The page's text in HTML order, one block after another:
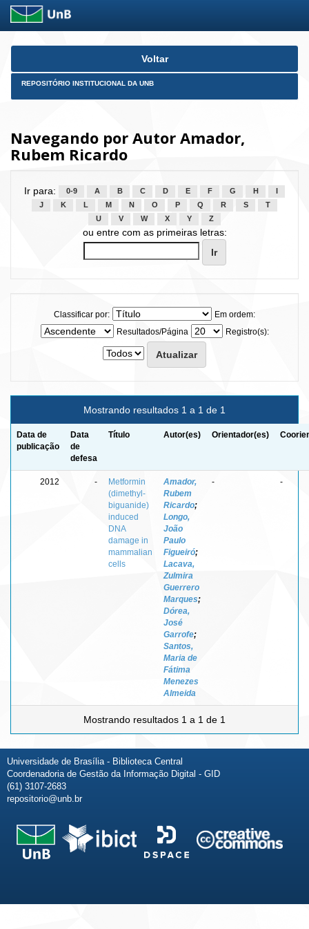
Skip
Voltar
REPOSITÓRIO INSTITUCIONAL DA UNB
Navegando por Autor Amador,
Rubem Ricardo
Ir para: 0-9 A B C D E F G H
J
K L M N O P Q R S
T
U
V W X Y Z
ou entre com as primeiras letras:
Classificar por:
Em ordem:
Resultados/Página
Registro(s):
Mostrando resultados 1 a 1 de 1
Data de
publicação
Data
de
defesa
Título Autor(es) Orientador(es)
2012 -
Metformin
(dimethyl-
biguanide)
induced
DNA
damage in
mammalian
cells
Amador,
Rubem
Ricardo;
Longo,
João
Paulo
Figueiró;
Lacava,
Zulmira
Guerrero
Marques;
Dórea,
José
Garrofe;
Santos,
Maria de
Fátima
Menezes
Almeida
- -
Mostrando resultados 1 a 1 de 1
Universidade de Brasília - Biblioteca Central
Coordenadoria de Gestão da Informação Digital - GID
(61) 3107-2683
repositorio@unb.br